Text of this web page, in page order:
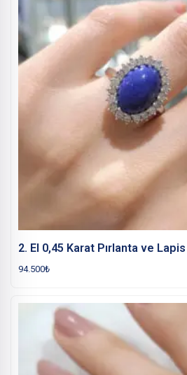
2. El 0,45 Karat Pırlanta ve
94.500₺